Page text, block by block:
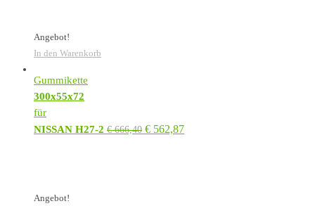
Angebot!
In den Warenkorb
Gummikette
300x55x72
für
NISSAN H27-2 €666,40 € 562,87
Angebot!